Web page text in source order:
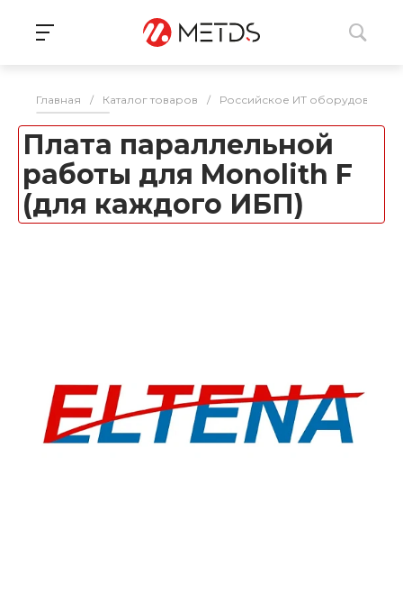
Главная / Каталог товаров / Российское ИТ оборудование
Плата параллельной
работы для Monolith F
(для каждого ИБП)